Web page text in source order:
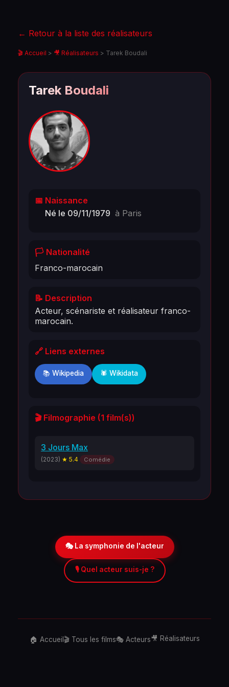
← Retour à la liste des réalisateurs
🎬 Accueil > 🎥 Réalisateurs > Tarek Boudali
Tarek Boudali
📅 Naissance
Né le 09/11/1979 à Paris
🏳️ Nationalité
Franco-marocain
📝 Description
Acteur, scénariste et réalisateur franco-
marocain.
🔗 Liens externes
📚 Wikipedia 🕷️ Wikidata
🎬 Filmographie (1 film(s))
3 Jours Max
(2023) ★ 5.4 Comédie
🎭 La symphonie de l'acteur
🎙️ Quel acteur suis-je ?
🏠 Accueil 🎬 Tous les films🎭 Acteurs🎥 Réalisateurs